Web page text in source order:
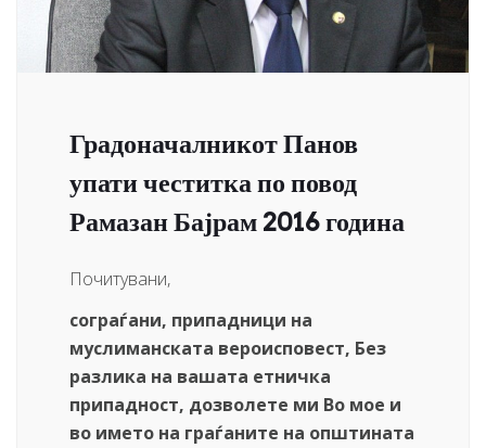
Градоначалникот Панов
упати честитка по повод
Рамазан Бајрам 2016 година
Почитувани,
сограѓани, припадници на
муслиманската вероисповест, Без
разлика на вашата етничка
припадност, дозволете ми Во мое и
во името на граѓаните на општината